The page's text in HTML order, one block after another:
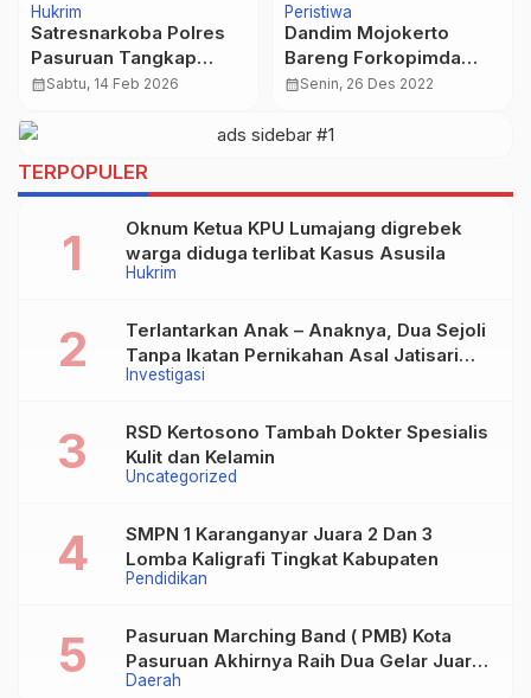
Hukrim
Satresnarkoba Polres
Pasuruan Tangkap
Pengedar Sabu
calendar_monthSabtu, 14 Feb 2026
Peristiwa
Dandim Mojokerto
Bareng Forkopimda
Pantau Langsung
2022
calendar_monthSenin, 26 Des 2022
TERPOPULER
Hukrim
Oknum Ketua KPU Lumajang digrebek
warga diduga terlibat Kasus Asusila
Investigasi
Terlantarkan Anak – Anaknya, Dua Sejoli
Tanpa Ikatan Pernikahan Asal Jatisari
Kecamatan Geger Madiun dan Maospati
Uncategorized
RSD Kertosono Tambah Dokter Spesialis
Kulit dan Kelamin
Pendidikan
SMPN 1 Karanganyar Juara 2 Dan 3
Lomba Kaligrafi Tingkat Kabupaten
Daerah
Pasuruan Marching Band ( PMB) Kota
Pasuruan Akhirnya Raih Dua Gelar Juara
Dalam Kejurprov Jatim 2024